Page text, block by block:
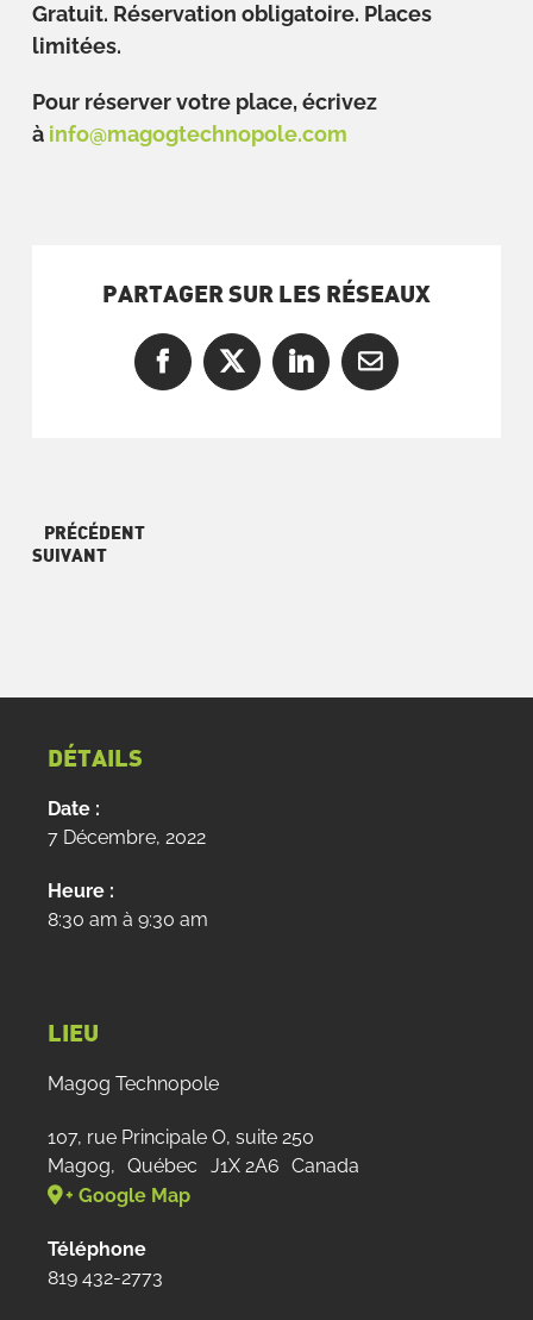
Gratuit. Réservation obligatoire. Places
limitées.
Pour réserver votre place, écrivez
à info@magogtechnopole.com
PARTAGER SUR LES RÉSEAUX
Facebook
X LinkedInCourriel
PRÉCÉDENT
SUIVANT
DÉTAILS
Date :
7 Décembre, 2022
Heure :
8:30 am à 9:30 am
LIEU
Magog Technopole
107, rue Principale O, suite 250
Magog, Québec J1X 2A6 Canada
+ Google Map
Téléphone
819 432-2773